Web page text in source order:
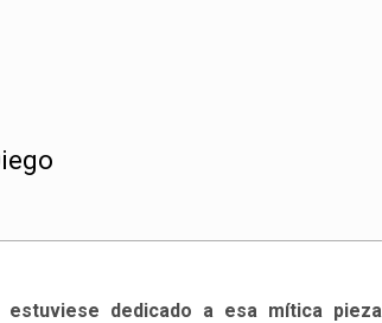
dedicado a esa mítica pieza